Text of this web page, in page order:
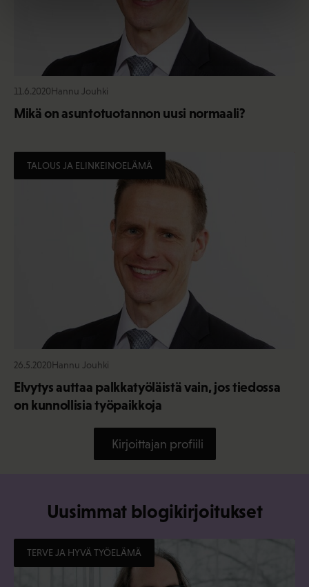
11.6.2020Hannu Jouhki
Mikä on asuntotuotannon uusi normaali?
TALOUS JA ELINKEINOELÄMÄ
26.5.2020Hannu Jouhki
Elvytys auttaa palkkatyöläistä vain, jos tiedossa
on kunnollisia työpaikkoja
Kirjoittajan profiili
Uusimmat blogikirjoitukset
TERVE JA HYVÄ TYÖELÄMÄ